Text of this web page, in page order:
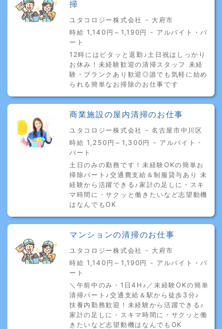
掃
ユタコロジー株式会社 - 大府市
時給 1,140円～1,190円 - アルバイト・パ
ート
12時にはピタッと退勤♪土日祝はしっかり
お休み！未経験歓迎の清掃スタッフ 未経
験・ブランクあり歓迎◎誰でも気軽に始め
られる簡単なお掃除のお仕事です
商業施設の屋内清掃のお仕事
ユタコロジー株式会社 - 名古屋市中川区
時給 1,250円～1,300円 - アルバイト・
パート
土日のみの勤務です！未経験OKの簡単お
掃除パート♪交通費支給＆制服貸与あり 未
経験から活躍できる♪家計の足しに・スキ
マ時間に・サクッと働きたいなど志望動機
はなんでもOK
マンションの清掃のお仕事
ユタコロジー株式会社 - 大府市
時給 1,140円～1,190円 - アルバイト・パ
ート
＼午前中のみ・1日4H♪／未経験OKの簡単
清掃パート♪交通支給＆駅から徒歩3分♪
扶養内勤務歓迎！未経験から活躍できる♪
家計の足しに・スキマ時間に・サクッと働
きたいなど志望動機はなんでもOK